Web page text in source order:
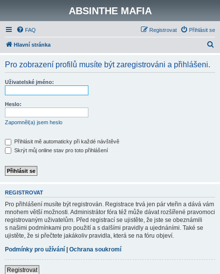
ABSINTHE MAFIA
FAQ Přihlásit se
Registrovat
Hlavní stránka
Pro zobrazení profilů musíte být zaregistrováni a přihlášeni.
Uživatelské jméno:
Heslo:
Zapomněl(a) jsem heslo
Přihlásit mě automaticky při každé návštěvě
Skrýt můj online stav pro toto přihlášení
REGISTROVAT
Pro přihlášení musíte být registrován. Registrace trvá jen pár vteřin a dává vám
mnohem větší možnosti. Administrátor fóra též může dávat rozšířené pravomoci
registrovaným uživatelům. Před registrací se ujistěte, že jste se obeznámili
s našimi podmínkami pro použití a s dalšími pravidly a ujednáními. Také se
ujistěte, že si přečtete jakákoliv pravidla, která se na fóru objeví.
Podmínky pro užívání | Ochrana soukromí
Registrovat